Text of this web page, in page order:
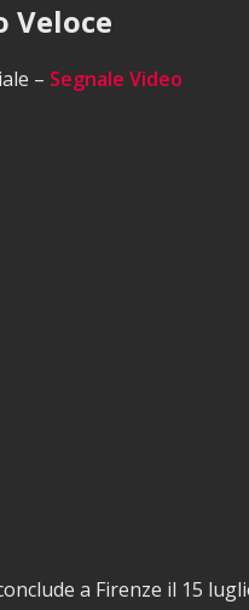
Veloce
– Segnale Video
a Firenze il 15